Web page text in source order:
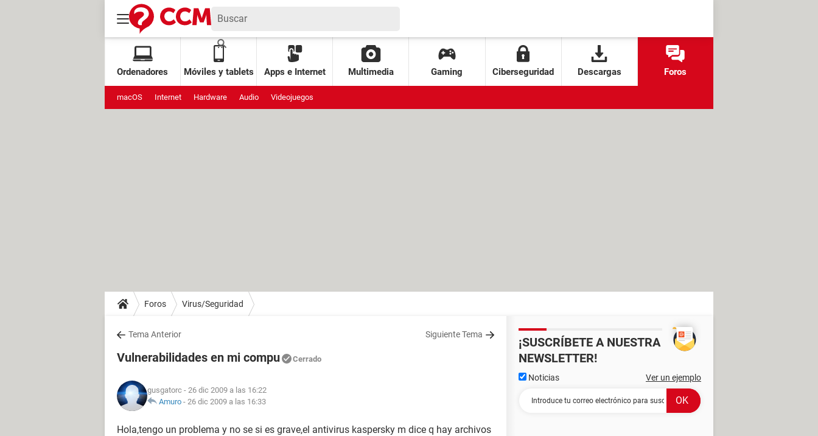
Ordenadores Móviles y tablets Apps e Internet Multimedia Gaming Ciberseguridad Descargas Foros
macOS Internet Hardware Audio Videojuegos
Foros Virus/Seguridad
Tema Anterior Siguiente Tema
Vulnerabilidades en mi compu Cerrado
gusgatorc - 26 dic 2009 a las 16:22
Amuro - 26 dic 2009 a las 16:33
Hola,tengo un problema y no se si es grave,el antivirus kaspersky m dice q hay archivos
¡SUSCRÍBETE A NUESTRA
NEWSLETTER!
Noticias Ver un ejemplo